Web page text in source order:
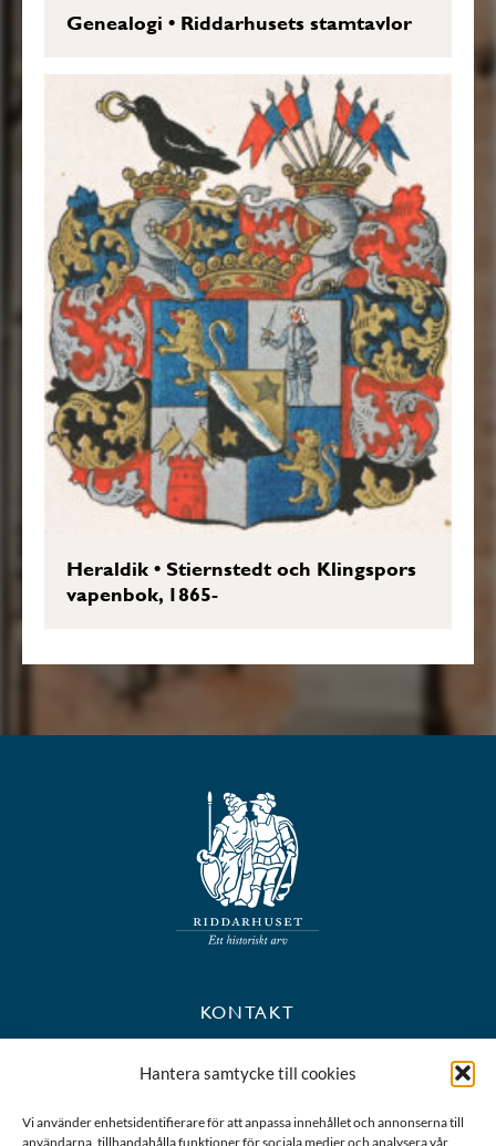
Hantera samtycke till cookies
Vi använder enhetsidentifierare för att anpassa innehållet och annonserna till
användarna, tillhandahålla funktioner för sociala medier och analysera vår
Genealogi • Riddarhusets stamtavlor
Heraldik•Stiernstedt och Klingspors
vapenbok, 1865-
KONTAKT